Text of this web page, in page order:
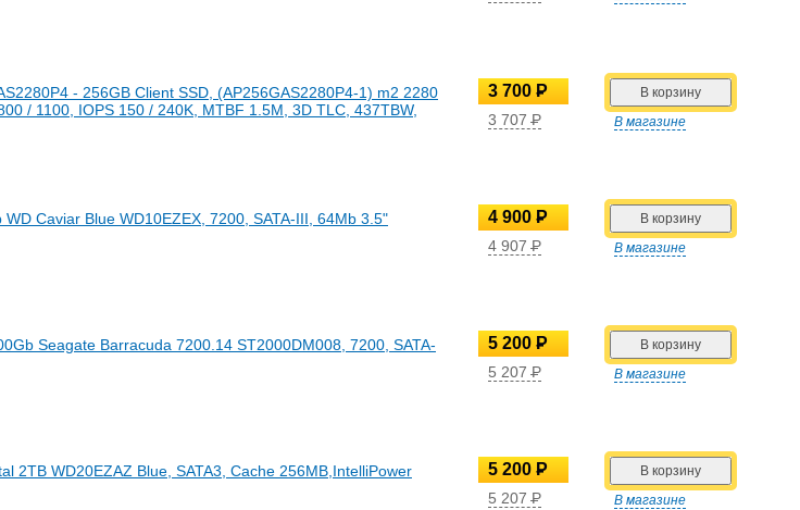
В магазине
3 700 P
УБ.
3 707P
- 256GB Client SSD, (AP256GAS2280P4-1) m2 2280
/ 1100, IOPS 150 / 240K, MTBF 1.5M, 3D TLC, 437TBW,
В магазине
4 900 P
УБ.
4 907P
Caviar Blue WD10EZEX, 7200, SATA-III, 64Mb 3.5"
В магазине
5 200 P
УБ.
5 207P
Seagate Barracuda 7200.14 ST2000DM008, 7200, SATA-
В магазине
5 200 P
УБ.
5 207P
2TB WD20EZAZ Blue, SATA3, Cache 256MB,IntelliPower